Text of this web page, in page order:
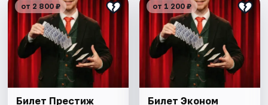
от 2 800 ₽
Билет Престиж
от 1 200 ₽
Билет Эконом